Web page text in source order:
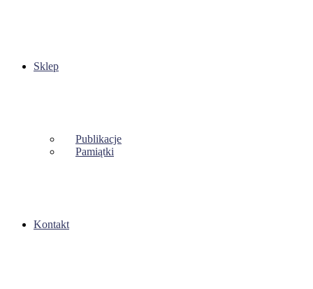
Sklep
Publikacje
Pamiątki
Kontakt